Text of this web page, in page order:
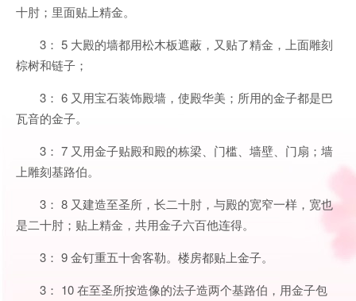
十肘；里面贴上精金。
3： 5 大殿的墙都用松木板遮蔽，又贴了精金，上面雕刻
棕树和链子；
3： 6 又用宝石装饰殿墙，使殿华美；所用的金子都是巴
瓦音的金子。
3： 7 又用金子贴殿和殿的栋梁、门槛、墙壁、门扇；墙
上雕刻基路伯。
3： 8 又建造至圣所，长二十肘，与殿的宽窄一样，宽也
是二十肘；贴上精金，共用金子六百他连得。
3： 9 金钉重五十舍客勒。楼房都贴上金子。
3： 10 在至圣所按造像的法子造两个基路伯，用金子包